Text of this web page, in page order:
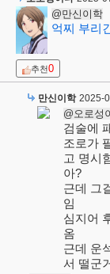
@만신이학
억찌 부리
추천0
만신이학 2025-
@오로성
검술에
조로가
고 명시
아?
근데 그
임
심지어
옴
근데 운
서 떨군